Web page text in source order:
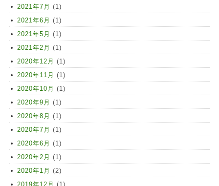
2021年7月 (1)
2021年6月 (1)
2021年5月 (1)
2021年2月 (1)
2020年12月 (1)
2020年11月 (1)
2020年10月 (1)
2020年9月 (1)
2020年8月 (1)
2020年7月 (1)
2020年6月 (1)
2020年2月 (1)
2020年1月 (2)
2019年12月 (1)